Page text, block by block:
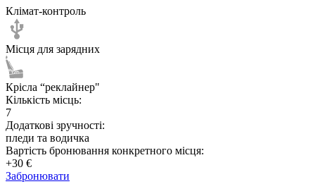
Клімат-контроль
Місця для зарядних
Крісла “реклайнер"
Кількість місць:
7
Додаткові зручності:
пледи та водичка
Вартість бронювання конкретного місця:
+30 €
Забронювати